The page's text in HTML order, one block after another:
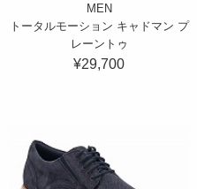
MEN
トータルモーション キャドマン プ
レーントゥ
¥29,700